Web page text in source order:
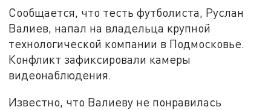
Сообщается, что тесть футболиста, Руслан
Валиев, напал на владельца крупной
технологической компании в Подмосковье.
Конфликт зафиксировали камеры
видеонаблюдения.
Известно, что Валиеву не понравилась